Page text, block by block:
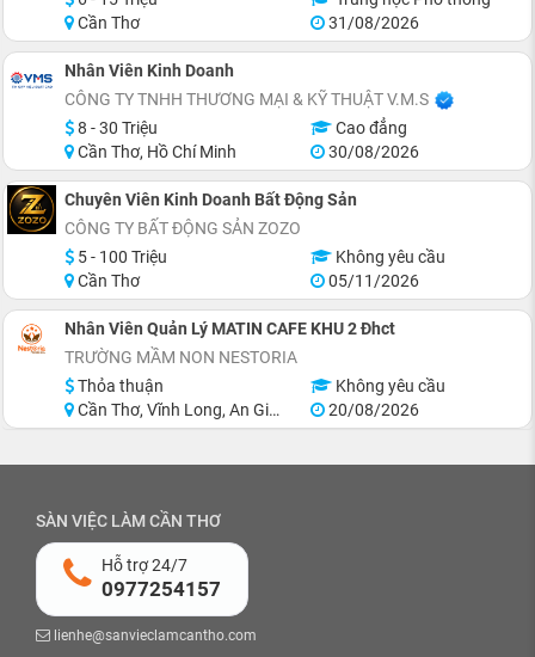
Cần Thơ
31/08/2026
Nhân Viên Kinh Doanh
CÔNG TY TNHH THƯƠNG MẠI & KỸ THUẬT V.M.S
8 - 30 Triệu
Cao đẳng
Cần Thơ, Hồ Chí Minh
30/08/2026
Chuyên Viên Kinh Doanh Bất Động Sản
CÔNG TY BẤT ĐỘNG SẢN ZOZO
5 - 100 Triệu
Không yêu cầu
Cần Thơ
05/11/2026
Nhân Viên Quản Lý MATIN CAFE KHU 2 Đhct
TRƯỜNG MẦM NON NESTORIA
Thỏa thuận
Không yêu cầu
Cần Thơ, Vĩnh Long, An Giang
20/08/2026
SÀN VIỆC LÀM CẦN THƠ
Hỗ trợ 24/7
0977254157
lienhe@sanvieclamcantho.com